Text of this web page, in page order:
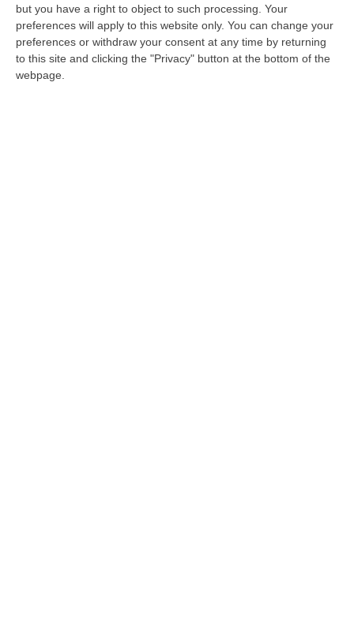
but you have a right to object to such processing. Your
preferences will apply to this website only. You can change your
preferences or withdraw your consent at any time by returning
to this site and clicking the "Privacy" button at the bottom of the
webpage.
sottoscritta dai deputati del PD Enza Bruno
Bossio, Ferdinando Aiello…
Pubblicato il: 04/02/15 – 17:03